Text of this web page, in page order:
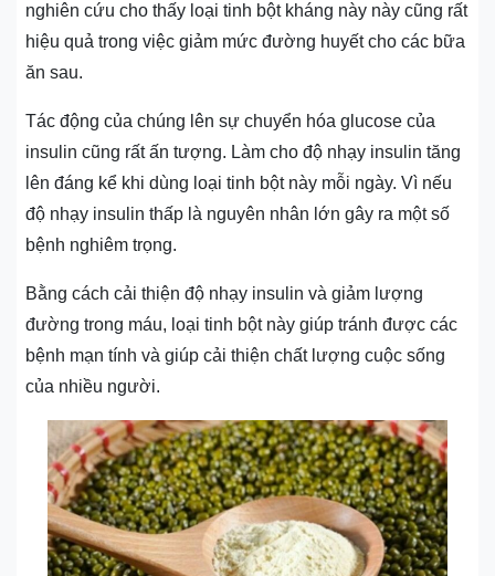
nghiên cứu cho thấy loại tinh bột kháng này này cũng rất
hiệu quả trong việc giảm mức đường huyết cho các bữa
ăn sau.
Tác động của chúng lên sự chuyển hóa glucose của
insulin cũng rất ấn tượng. Làm cho độ nhạy insulin tăng
lên đáng kể khi dùng loại tinh bột này mỗi ngày. Vì nếu
độ nhạy insulin thấp là nguyên nhân lớn gây ra một số
bệnh nghiêm trọng.
Bằng cách cải thiện độ nhạy insulin và giảm lượng
đường trong máu, loại tinh bột này giúp tránh được các
bệnh mạn tính và giúp cải thiện chất lượng cuộc sống
của nhiều người.